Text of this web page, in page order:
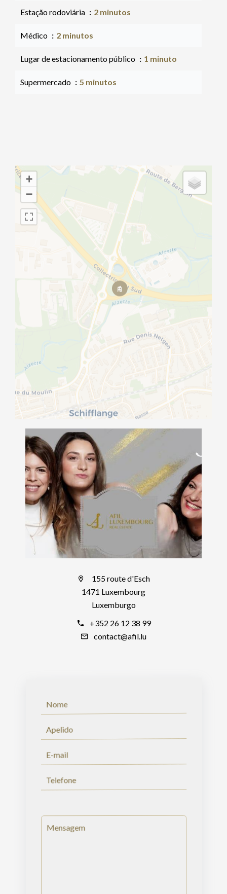
Estação rodoviária 2 minutos
Médico 2 minutos
Lugar de estacionamento público 1 minuto
Supermercado 5 minutos
+
−
155 route d'Esch
1471 Luxembourg
Luxemburgo
+352 26 12 38 99
contact@afil.lu